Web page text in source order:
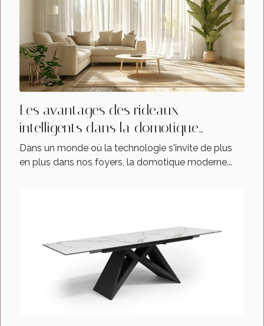
Les avantages des rideaux
intelligents dans la domotique
moderne
Dans un monde où la technologie s'invite de plus
en plus dans nos foyers, la domotique moderne...